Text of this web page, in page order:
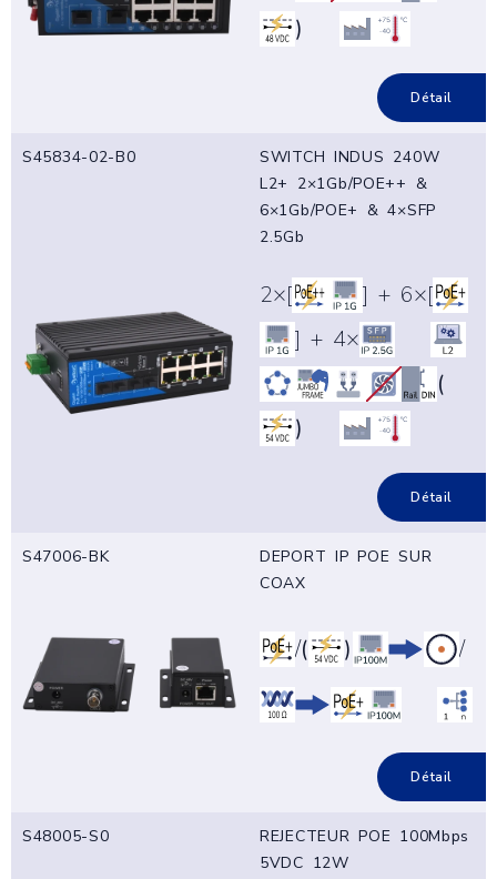
)
Détail
S45834-02-B0
SWITCH INDUS 240W
L2+ 2×1Gb/POE++ &
6×1Gb/POE+ & 4×SFP
2.5Gb
2×[
] + 6×[
] + 4×
(
)
Détail
S47006-BK
DEPORT IP POE SUR
COAX
/( ) /
Détail
S48005-S0
REJECTEUR POE 100Mbps
5VDC 12W